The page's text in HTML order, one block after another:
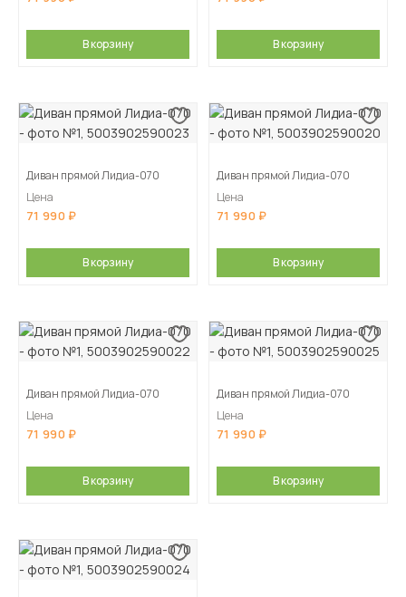
В корзину В корзину
Диван прямой Лидиа-070
Цена
71 990
В корзину
Диван прямой Лидиа-070
Цена
71 990
В корзину
Диван прямой Лидиа-070
Цена
71 990
В корзину
Диван прямой Лидиа-070
Цена
71 990
В корзину